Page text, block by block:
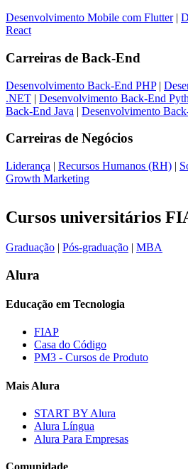
Desenvolvimento Mobile com Flutter|
React
Carreiras de Back-End
Desenvolvimento Back-End PHP|
.NET | Desenvolvimento Back-End
Back-End Java | Desenvolvimento
Carreiras de Negócios
Liderança | Recursos Humanos (RH) |
Growth Marketing
Cursos universitários
Graduação | Pós-graduação | MBA
Alura
Educação em Tecnologia
FIAP
Casa do Código
PM3 - Cursos de Produto
Mais Alura
START BY Alura
Alura Língua
Alura Para Empresas